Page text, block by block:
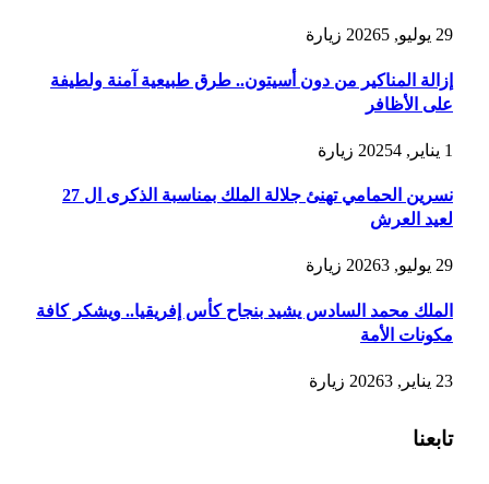
29 يوليو, 2026 5 زيارة
إزالة المناكير من دون أسيتون.. طرق طبيعية آمنة ولطيفة
على الأظافر
1 يناير, 2025 4 زيارة
نسرين الحمامي تهنئ جلالة الملك بمناسبة الذكرى ال 27
لعيد العرش
29 يوليو, 2026 3 زيارة
الملك محمد السادس يشيد بنجاح كأس إفريقيا.. ويشكر كافة
مكونات الأمة
23 يناير, 2026 3 زيارة
تابعنا